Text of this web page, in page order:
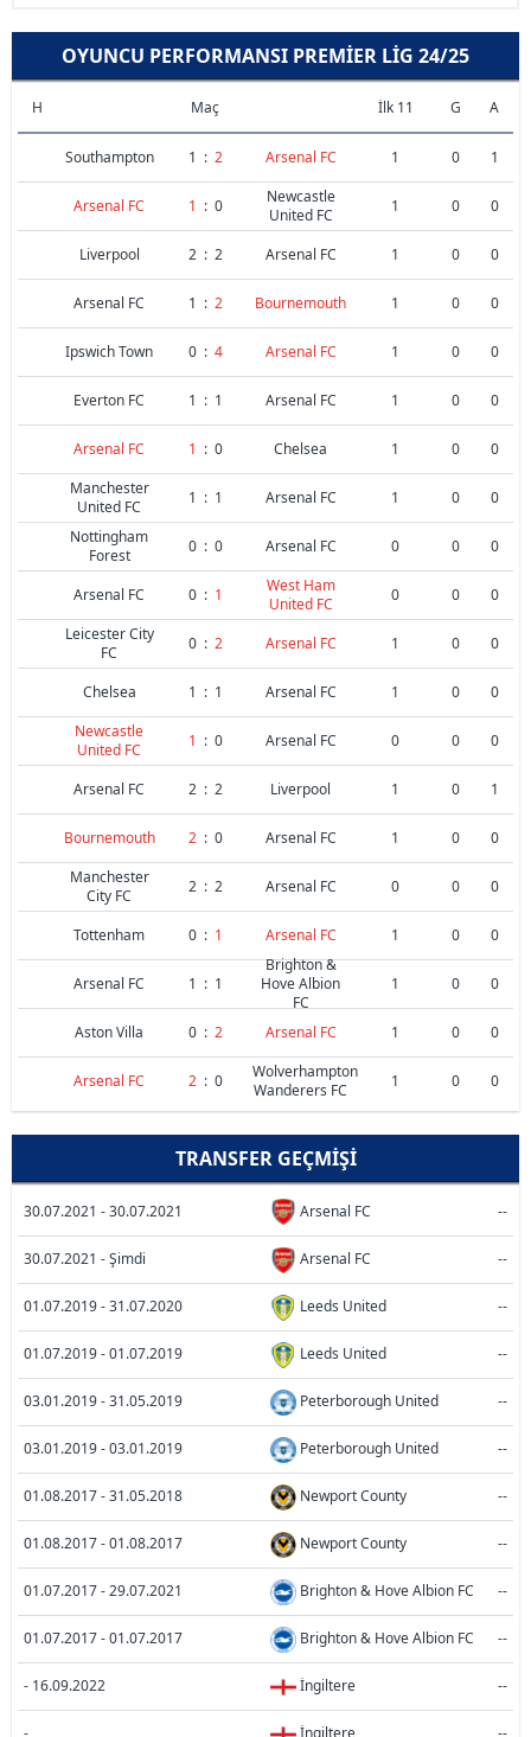
OYUNCU PERFORMANSI PREMIER LIG 24/25
H Maç İlk 11 G A
Southampton 1 : 2 Arsenal FC 1 0 1
Arsenal FC 1 : 0
Newcastle
United FC
1 0 0
Liverpool 2 : 2 Arsenal FC 1 0 0
Arsenal FC 1 : 2 Bournemouth 1 0 0
Ipswich Town 0 : 4 Arsenal FC 1 0 0
Everton FC 1 : 1 Arsenal FC 1 0 0
Arsenal FC 1 : 0 Chelsea 1 0
0
Manchester
United FC
1 : 1 Arsenal FC 1 0
0
Nottingham
Forest
0 : 0 Arsenal FC 0 0 0
Arsenal FC 0 : 1
West Ham
United FC
0 0
0
Leicester City
FC
0 : 2 Arsenal FC 1 0 0
Chelsea 1 : 1 Arsenal FC 1 0
0
Newcastle
United FC
1 : 0 Arsenal FC 0 0 0
Arsenal FC 2 : 2 Liverpool 1 0 1
Bournemouth 2 : 0 Arsenal FC 1 0
0
Manchester
City FC
2 : 2 Arsenal FC 0 0 0
Tottenham 0 : 1 Arsenal FC 1 0 0
Arsenal FC 1 : 1
Brighton &
Hove Albion
FC
1 0 0
Aston Villa 0 : 2 Arsenal FC 1 0 0
Arsenal FC 2 : 0
Wolverhampton
Wanderers FC
1 0 0
TRANSFER GEÇMIŞI
30.07.2021 - 30.07.2021 Arsenal FC --
30.07.2021 - Şimdi Arsenal FC --
01.07.2019 - 31.07.2020 Leeds United --
01.07.2019 - 01.07.2019 Leeds United --
03.01.2019 - 31.05.2019 Peterborough United --
03.01.2019 - 03.01.2019 Peterborough United --
01.08.2017 - 31.05.2018 Newport County --
01.08.2017 - 01.08.2017 Newport County --
01.07.2017 - 29.07.2021 Brighton & Hove Albion FC --
01.07.2017 - 01.07.2017 Brighton & Hove Albion FC --
- 16.09.2022 İngiltere --
- İngiltere --